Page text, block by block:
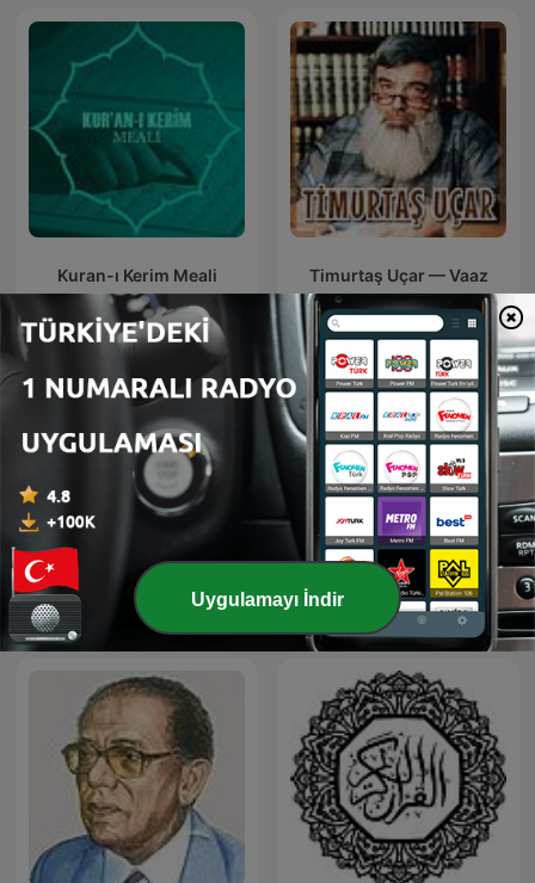
Kuran-ı Kerim Meali Timurtaş Uçar — Vaaz
قرآن كريم مجود بصوت الشيخ
عبد الباسط عبد الصمد صدقة
جارية
تلاوات نادرة Uygulamayı İndir